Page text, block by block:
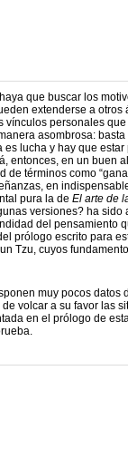
que buscar los
extenderse a otros
vínculos personales
asombrosa:
lucha y hay que
entonces, en un buen
términos como
en
pura la de El arte de
versiones? ha sido
del pensamiento
prólogo escrito para
Tzu, cuyos
muy pocos datos
volcar a su favor las
en el prólogo de